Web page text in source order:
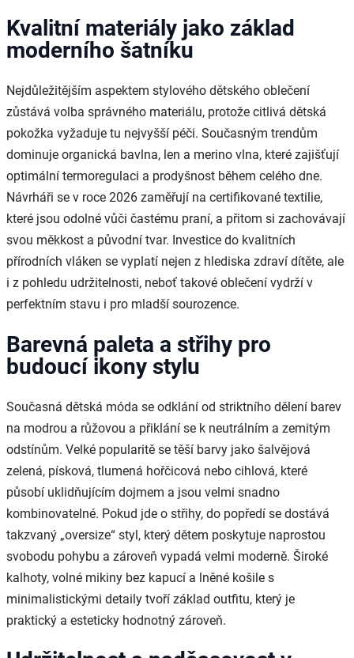
Kvalitní materiály jako základ
moderního šatníku
Nejdůležitějším aspektem stylového dětského oblečení
zůstává volba správného materiálu, protože citlivá dětská
pokožka vyžaduje tu nejvyšší péči. Současným trendům
dominuje organická bavlna, len a merino vlna, které zajišťují
optimální termoregulaci a prodyšnost během celého dne.
Návrháři se v roce 2026 zaměřují na certifikované textilie,
které jsou odolné vůči častému praní, a přitom si zachovávají
svou měkkost a původní tvar. Investice do kvalitních
přírodních vláken se vyplatí nejen z hlediska zdraví dítěte, ale
i z pohledu udržitelnosti, neboť takové oblečení vydrží v
perfektním stavu i pro mladší sourozence.
Barevná paleta a střihy pro
budoucí ikony stylu
Současná dětská móda se odklání od striktního dělení barev
na modrou a růžovou a přiklání se k neutrálním a zemitým
odstínům. Velké popularitě se těší barvy jako šalvějová
zelená, písková, tlumená hořčicová nebo cihlová, které
působí uklidňujícím dojmem a jsou velmi snadno
kombinovatelné. Pokud jde o střihy, do popředí se dostává
takzvaný „oversize“ styl, který dětem poskytuje naprostou
svobodu pohybu a zároveň vypadá velmi moderně. Široké
kalhoty, volné mikiny bez kapucí a lněné košile s
minimalistickými detaily tvoří základ outfitu, který je
praktický a esteticky hodnotný zároveň.